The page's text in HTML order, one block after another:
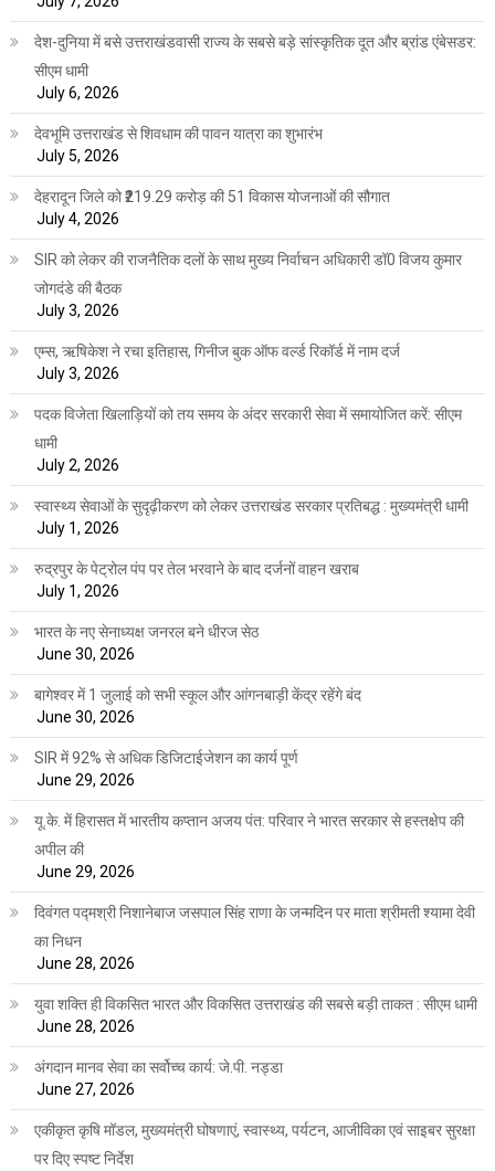
देश-दुनिया में बसे उत्तराखंडवासी राज्य के सबसे बड़े सांस्कृतिक दूत और ब्रांड एंबेसडर:
सीएम धामी
July 6, 2026
देवभूमि उत्तराखंड से शिवधाम की पावन यात्रा का शुभारंभ
July 5, 2026
देहरादून जिले को ₹219.29 करोड़ की 51 विकास योजनाओं की सौगात
July 4, 2026
SIR को लेकर की राजनैतिक दलों के साथ मुख्य निर्वाचन अधिकारी डॉ0 विजय कुमार
जोगदंडे की बैठक
July 3, 2026
एम्स, ऋषिकेश ने रचा इतिहास, गिनीज बुक ऑफ वर्ल्ड रिकॉर्ड में नाम दर्ज
July 3, 2026
पदक विजेता खिलाड़ियों को तय समय के अंदर सरकारी सेवा में समायोजित करें: सीएम
धामी
July 2, 2026
स्वास्थ्य सेवाओं के सुदृढ़ीकरण को लेकर उत्तराखंड सरकार प्रतिबद्ध : मुख्यमंत्री धामी
July 1, 2026
रुद्रपुर के पेट्रोल पंप पर तेल भरवाने के बाद दर्जनों वाहन खराब
July 1, 2026
भारत के नए सेनाध्यक्ष जनरल बने धीरज सेठ
June 30, 2026
बागेश्वर में 1 जुलाई को सभी स्कूल और आंगनबाड़ी केंद्र रहेंगे बंद
June 30, 2026
SIR में 92% से अधिक डिजिटाईजेशन का कार्य पूर्ण
June 29, 2026
यू.के. में हिरासत में भारतीय कप्तान अजय पंत: परिवार ने भारत सरकार से हस्तक्षेप की
अपील की
June 29, 2026
दिवंगत पद्मश्री निशानेबाज जसपाल सिंह राणा के जन्मदिन पर माता श्रीमती श्यामा देवी
का निधन
June 28, 2026
युवा शक्ति ही विकसित भारत और विकसित उत्तराखंड की सबसे बड़ी ताकत : सीएम धामी
June 28, 2026
अंगदान मानव सेवा का सर्वोच्च कार्य: जे.पी. नड्डा
June 27, 2026
एकीकृत कृषि मॉडल, मुख्यमंत्री घोषणाएं, स्वास्थ्य, पर्यटन, आजीविका एवं साइबर सुरक्षा
पर दिए स्पष्ट निर्देश